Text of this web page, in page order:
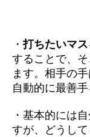
・打ちたいマ
することで、
ます。相手の
自動的に最善手
・基本的には
すが、どうし